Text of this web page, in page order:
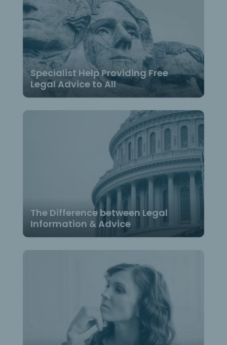
Specialist Help Providing Free
Legal Advice to All
The Difference between Legal
Information & Advice